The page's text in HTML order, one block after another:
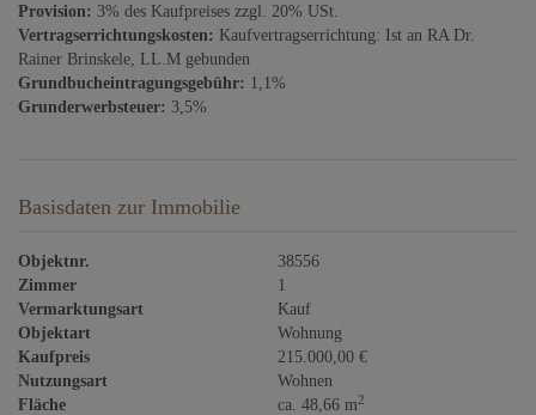
Provision: 3% des Kaufpreises zzgl. 20% USt.
Vertragserrichtungskosten: Kaufvertragserrichtung: Ist an RA Dr.
Rainer Brinskele, LL.M gebunden
Grundbucheintragungsgebühr: 1,1%
Grunderwerbsteuer: 3,5%
Basisdaten zur Immobilie
Objektnr.
38556
Zimmer
1
Vermarktungsart
Kauf
Objektart
Wohnung
Kaufpreis
215.000,00 €
Nutzungsart
Wohnen
Fläche
ca. 48,66 m2